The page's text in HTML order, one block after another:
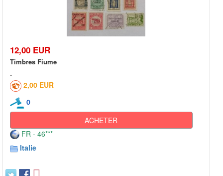
12,00 EUR
Timbres Fiume
2,00 EUR
0
ACHETER
FR - 46***
Italie